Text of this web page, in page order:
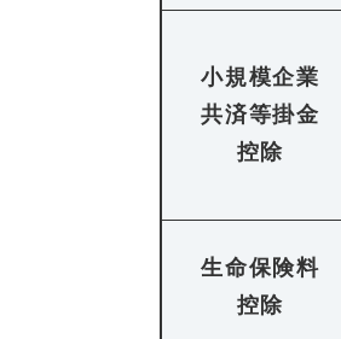
小規模企業
共済等掛金
控除
生命保険料
控除